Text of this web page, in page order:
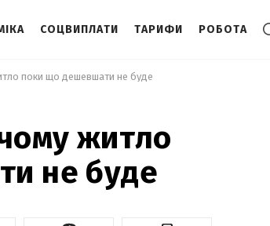
СОЦВИПЛАТИ ТАРИФИ РОБОТА
поки що дешевшати не буде
житло
не буде